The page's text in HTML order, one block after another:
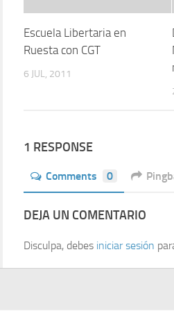
Escuela Libertaria en
Ruesta con CGT
6 JUL, 2011
1 RESPONSE
Comments 0
DEJA UN COMENTARIO
Disculpa, debes iniciar sesión